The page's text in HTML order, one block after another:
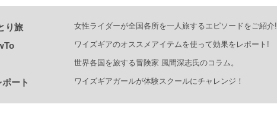
り旅 女性ライダーが全国各所を一人旅するエピソードをご紹介!
ワイズギアのオススメアイテムを使って効果をレポート!
世界各国を旅する冒険家 風間深志氏のコラム。
ート ワイズギアガールが体験スクールにチャレンジ！